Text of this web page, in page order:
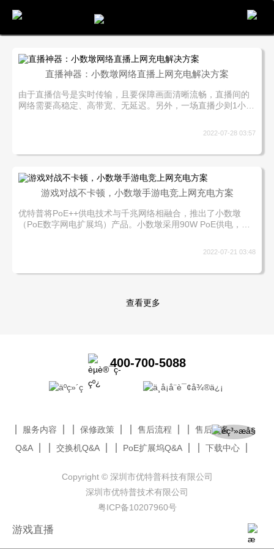
游戏直播
直播神器：小数墩网络直播上网充电解决方案
由于直播信号是实时传输，且要保障画面清晰流畅，直播间的
网络需要高稳定、高带宽、无延迟。另外，一场直播少则1小
2022-07-28 03:57
游戏对战不卡顿，小数墩手游电竞上网充电方案
优特普将PoE++供电技术与千兆网络相融合，推出了小数墩
（PoE数字网电扩展坞）产品。小数墩采用90W PoE供电，兼
2022-07-21 03:48
查看更多
400-700-5088
服务内容 保修政策 售后流程
售后服务
Q&A
交换机Q&A PoE扩展坞Q&A 下载中心
Copyright © 深圳市优特普科技有限公司
深圳市优特普技术有限公司
粤ICP备10207960号
电话 留言